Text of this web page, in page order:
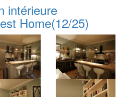
intérieure
Home(12/25)